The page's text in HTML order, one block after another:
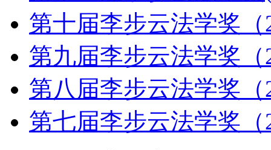
第十届李步云法学奖（
第九届李步云法学奖（
第八届李步云法学奖（
第七届李步云法学奖（